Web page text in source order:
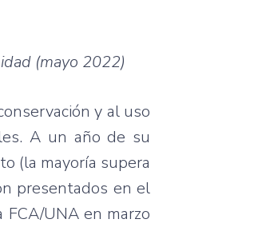
(mayo 2022)
y al uso
A un año de su
(la mayoría supera
presentados en el
UNA en marzo